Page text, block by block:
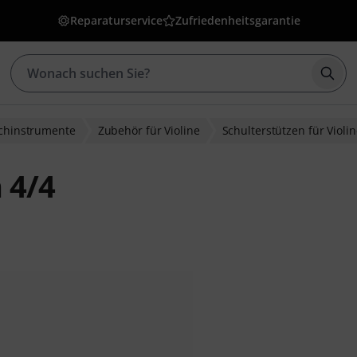
Reparaturservice Zufriedenheitsgarantie
Zubehör für Violine Schulterstützen für
4/4